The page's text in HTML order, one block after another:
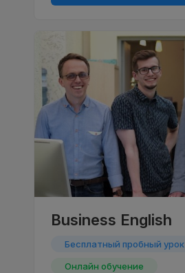
Business English
Бесплатный пробный урок
Онлайн обучение